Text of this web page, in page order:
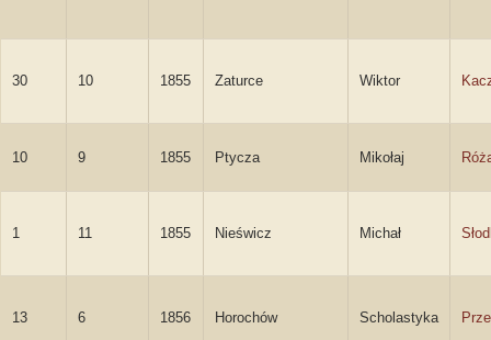
30 10 1855 Zaturce Wiktor
10 9 1855 Ptycza Mikołaj
1 11 1855 Nieświcz Michał
13 6 1856 Horochów Scholastyka